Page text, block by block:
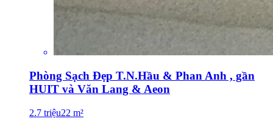
Phòng Sạch Đẹp T.N.Hầu & Phan Anh , gần
HUIT và Văn Lang & Aeon
2.7 triệu22 m²